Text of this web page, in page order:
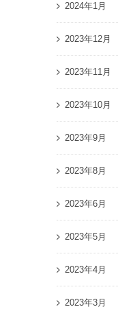
2024年1月
2023年12月
2023年11月
2023年10月
2023年9月
2023年8月
2023年6月
2023年5月
2023年4月
2023年3月